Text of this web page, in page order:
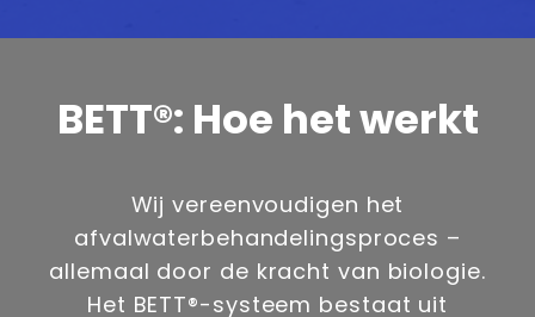
BETT®: Hoe het werkt
Wij vereenvoudigen het
afvalwaterbehandelingsproces –
allemaal door de kracht van biologie.
Het BETT®-systeem bestaat uit